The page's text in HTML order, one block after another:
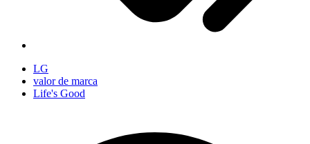
LG
valor de marca
Life's Good